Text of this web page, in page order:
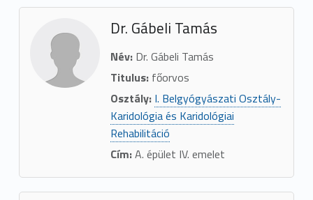
Dr. Gábeli Tamás
Név:Dr. Gábeli Tamás
Titulus:főorvos
Osztály: I. Belgyógyászati Osztály-
Karidológia és Karidológiai
Rehabilitáció
Cím:A. épület IV. emelet